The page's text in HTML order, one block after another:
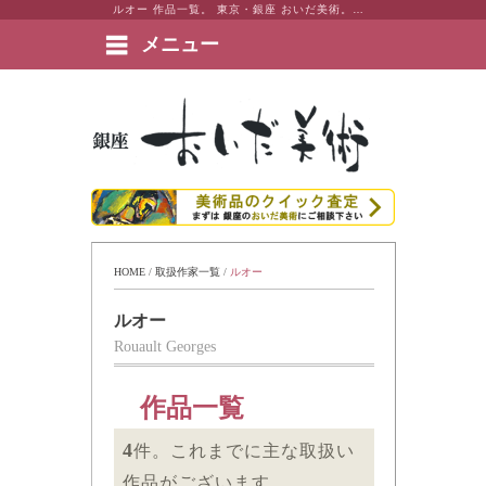
メニュー
絵画など美術品の販売と買取 | 東京・銀座 おいだ美術
HOME / 取扱作家一覧 / ルオー
ルオー
Rouault Georges
作品一覧
4件。これまでに主な取扱い
作品がございます。